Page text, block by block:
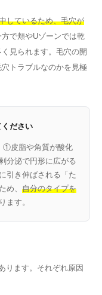
しているため、毛穴が
で頬やUゾーンでは乾
見られます。毛穴の開
トラブルなのかを見極
ださい
①皮脂や角質が酸化
分泌で円形に広がる
引き伸ばされる「た
め、 自分のタイプを
ます。
ります。それぞれ原因